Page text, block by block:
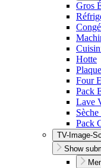
Gros
Hotte
Four
Pack
Lave
Pack
TV-Image-
Show